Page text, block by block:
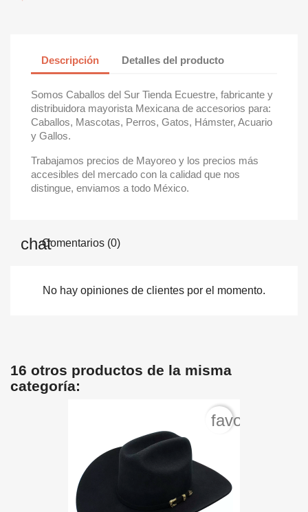
Descripción Detalles del producto
Somos Caballos del Sur Tienda Ecuestre, fabricante y
distribuidora mayorista Mexicana de accesorios para:
Caballos, Mascotas, Perros, Gatos, Hámster, Acuario
y Gallos.
Trabajamos precios de Mayoreo y los precios más
accesibles del mercado con la calidad que nos
distingue, enviamos a todo México.
Comentarios (0)
No hay opiniones de clientes por el momento.
16 otros productos de la misma
categoría: